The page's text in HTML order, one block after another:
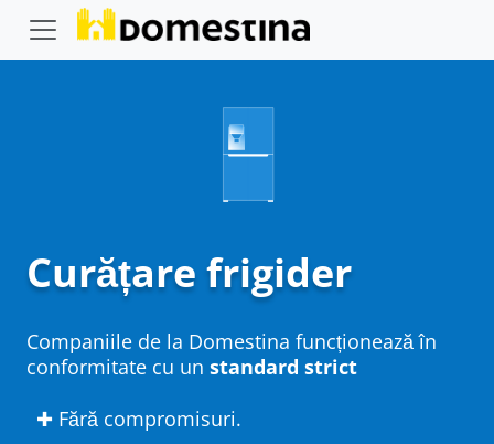
Curățare frigider
Companiile de la Domestina funcționează în
conformitate cu un standard strict
✚ Fără compromisuri.